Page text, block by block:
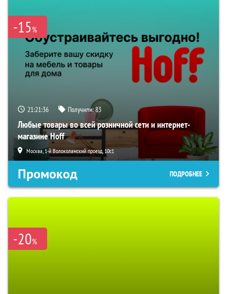
-15%
21:21:35 Получили:83
Любые товары во всей розничной сети и интернет-
магазине Hoff
Москва, 1-й Волоколамский проезд, 10с1
Промокод ПОДРОБНЕЕ
-20%